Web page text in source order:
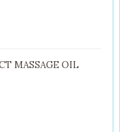
MASSAGE OIL